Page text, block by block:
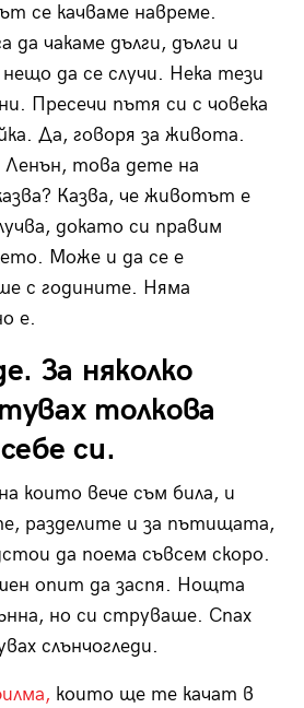
се качваме навреме.
да чакаме дълги, дълги и
нещо да се случи. Нека тези
Пресечи пътя си с човека
Да, говоря за живота.
това дете на
Казва, че животът е
докато си правим
Може и да се е
с годините. Няма
е.
За няколко
толкова
си.
които вече съм била, и
разделите и за пътищата,
да поема съвсем скоро.
опит да заспя. Нощта
но си струваше. Спах
слънчогледи.
които ще те качат в